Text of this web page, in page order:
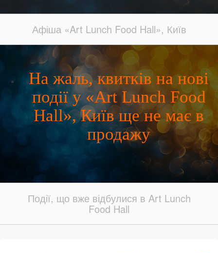
Афіша «Art Lunch Food Hall», Київ
На жаль, квитків на нові
події у «Art Lunch Food
Hall», Київ ще не має в
продажу
Події, що вже відбулися в Art Lunch
Food Hall